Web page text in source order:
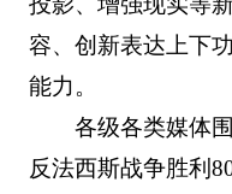
容、创新表达上下
能力。
各级各类媒体
反法西斯战争胜利